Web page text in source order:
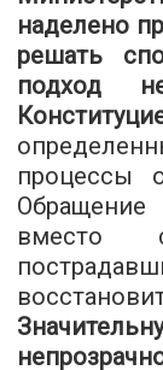
наделено
решать
подход
процессы
вместо